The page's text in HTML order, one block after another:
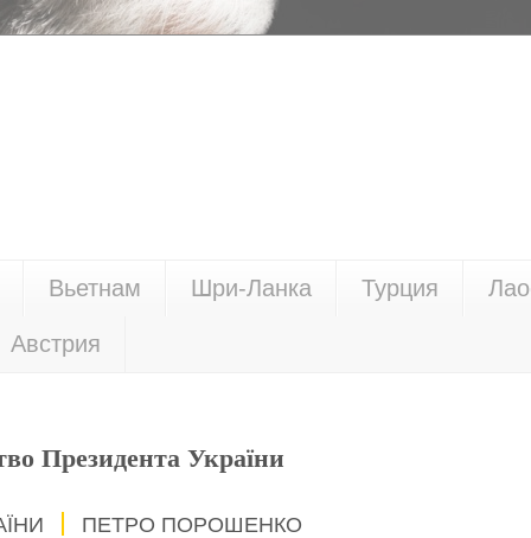
Вьетнам Шри-Ланка Турция
Австрия
Президента України
ПЕТРО ПОРОШЕНКО